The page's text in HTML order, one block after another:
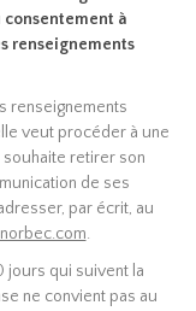
à
renseignements
renseignements
veut procéder à une
retirer son
de ses
par écrit, au
.
jours qui suivent la
ne convient pas au